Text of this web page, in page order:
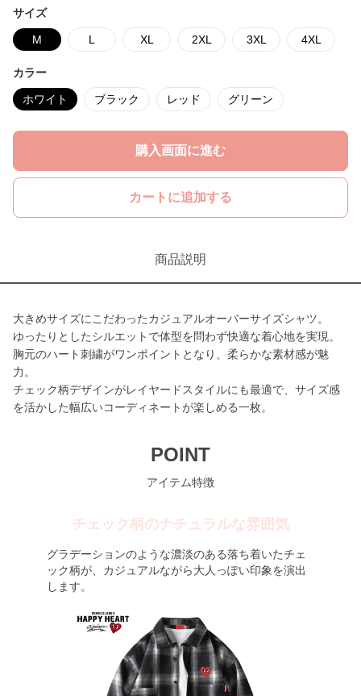
サイズ
M L XL 2XL 3XL 4XL
カラー
ホワイト ブラック レッド グリーン
購入画面に進む
カートに追加する
商品説明
大きめサイズにこだわったカジュアルオーバーサイズシャツ。
ゆったりとしたシルエットで体型を問わず快適な着心地を実現。
胸元のハート刺繍がワンポイントとなり、柔らかな素材感が魅
力。
チェック柄デザインがレイヤードスタイルにも最適で、サイズ感
を活かした幅広いコーディネートが楽しめる一枚。
POINT
アイテム特徴
チェック柄のナチュラルな雰囲気
グラデーションのような濃淡のある落ち着いたチェ
ック柄が、カジュアルながら大人っぽい印象を演出
します。